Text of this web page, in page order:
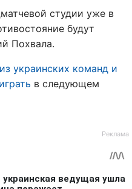
студии уже в
будут
Похвала.
украинских команд и
в следующем